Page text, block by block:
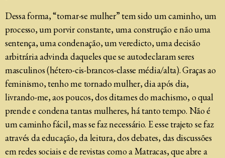
Dessa forma, “tornar-se mulher” tem sido um caminho, um
processo, um porvir constante, uma construção e não uma
sentença, uma condenação, um veredicto, uma decisão
arbitrária advinda daqueles que se autodeclaram seres
masculinos (hétero-cis-brancos-classe média/alta). Graças ao
feminismo, tenho me tornado mulher, dia após dia,
livrando-me, aos poucos, dos ditames do machismo, o qual
prende e condena tantas mulheres, há tanto tempo. Não é
um caminho fácil, mas se faz necessário. E esse trajeto se faz
através da educação, da leitura, dos debates, das discussões
em redes sociais e de revistas como a Matracas, que abre a